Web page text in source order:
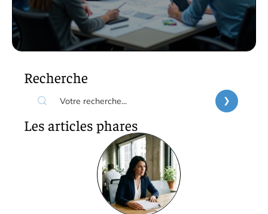
Recherche
Les articles phares